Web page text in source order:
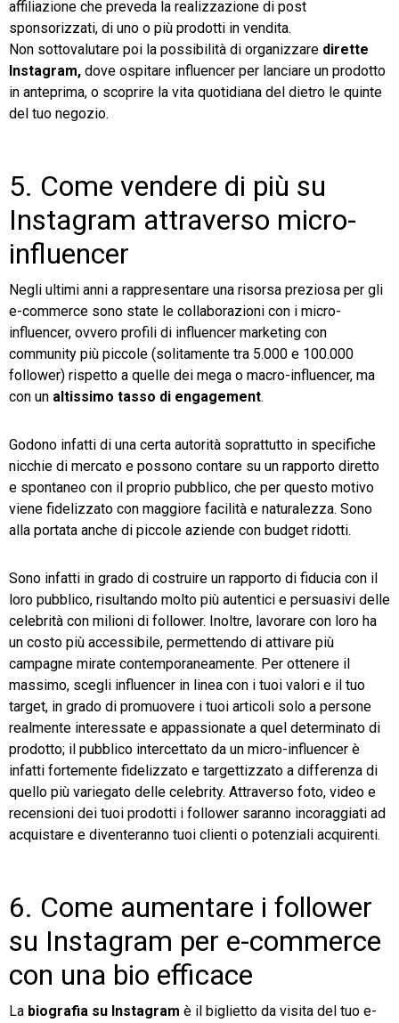
affiliazione che preveda la realizzazione di post
sponsorizzati, di uno o più prodotti in vendita.
Non sottovalutare poi la possibilità di organizzare dirette
Instagram, dove ospitare influencer per lanciare un prodotto
in anteprima, o scoprire la vita quotidiana del dietro le quinte
del tuo negozio.
5. Come vendere di più su
Instagram attraverso micro-
influencer
Negli ultimi anni a rappresentare una risorsa preziosa per gli
e-commerce sono state le collaborazioni con i micro-
influencer, ovvero profili di influencer marketing con
community più piccole (solitamente tra 5.000 e 100.000
follower) rispetto a quelle dei mega o macro-influencer, ma
con un altissimo tasso di engagement.
Godono infatti di una certa autorità soprattutto in specifiche
nicchie di mercato e possono contare su un rapporto diretto
e spontaneo con il proprio pubblico, che per questo motivo
viene fidelizzato con maggiore facilità e naturalezza. Sono
alla portata anche di piccole aziende con budget ridotti.
Sono infatti in grado di costruire un rapporto di fiducia con il
loro pubblico, risultando molto più autentici e persuasivi delle
celebrità con milioni di follower. Inoltre, lavorare con loro ha
un costo più accessibile, permettendo di attivare più
campagne mirate contemporaneamente. Per ottenere il
massimo, scegli influencer in linea con i tuoi valori e il tuo
target, in grado di promuovere i tuoi articoli solo a persone
realmente interessate e appassionate a quel determinato di
prodotto; il pubblico intercettato da un micro-influencer è
infatti fortemente fidelizzato e targettizzato a differenza di
quello più variegato delle celebrity. Attraverso foto, video e
recensioni dei tuoi prodotti i follower saranno incoraggiati ad
acquistare e diventeranno tuoi clienti o potenziali acquirenti.
6. Come aumentare i follower
su Instagram per e-commerce
con una bio efficace
La biografia su Instagram è il biglietto da visita del tuo e-